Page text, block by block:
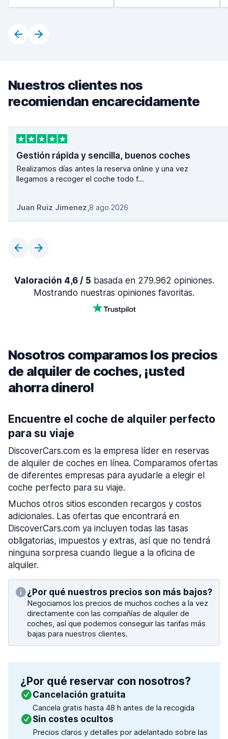
Nuestros clientes nos
recomiendan encarecidamente
Gestión rápida y sencilla, buenos coches
Realizamos días antes la reserva online y una vez
llegamos a recoger el coche todo f...
Juan Ruiz Jimenez,8 ago 2026
Valoración 4,6 / 5 basada en 279.962 opiniones.
Mostrando nuestras opiniones favoritas.
Nosotros comparamos los precios
de alquiler de coches, ¡usted
ahorra dinero!
Encuentre el coche de alquiler perfecto
para su viaje
DiscoverCars.com es la empresa líder en reservas
de alquiler de coches en línea. Comparamos ofertas
de diferentes empresas para ayudarle a elegir el
coche perfecto para su viaje.
Muchos otros sitios esconden recargos y costos
adicionales. Las ofertas que encontrará en
DiscoverCars.com ya incluyen todas las tasas
obligatorias, impuestos y extras, así que no tendrá
ninguna sorpresa cuando llegue a la oficina de
alquiler.
¿Por qué nuestros precios son más bajos?
Negociamos los precios de muchos coches a la vez
directamente con las compañías de alquiler de
coches, así que podemos conseguir las tarifas más
bajas para nuestros clientes.
¿Por qué reservar con nosotros?
Cancelación gratuita
Cancela gratis hasta 48 h antes de la recogida
Sin costes ocultos
Precios claros y detalles por adelantado sobre las